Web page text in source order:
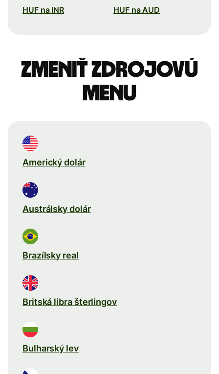
HUF na INR HUF na AUD
Zmeniť zdrojovú
menu
Americký dolár
Austrálsky dolár
Brazílsky real
Britská libra šterlingov
Bulharský lev